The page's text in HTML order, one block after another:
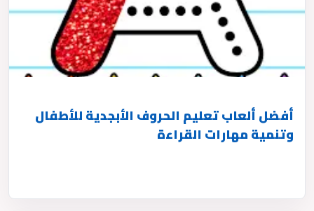
أفضل ألعاب تعليم الحروف الأبجدية للأطفال
وتنمية مهارات القراءة